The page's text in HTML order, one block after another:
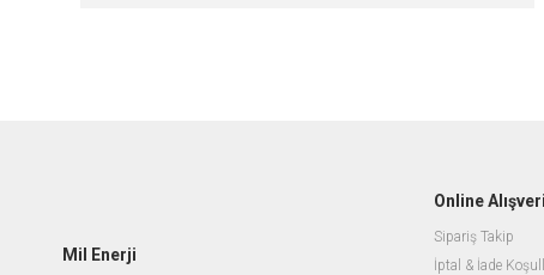
Mil Enerji
Online
Sipariş Takip
İptal & İade